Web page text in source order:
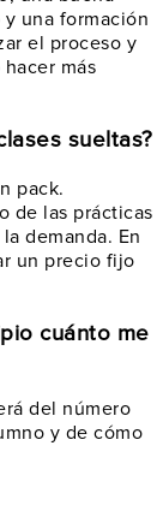
una formación
el proceso y
más
sueltas?
pack.
de las prácticas
demanda. En
un precio fijo
cuánto me
del número
y de cómo